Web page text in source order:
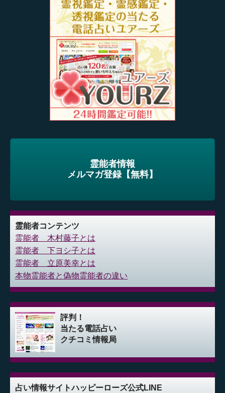
霊能者情報
メルマガ登録【無料】
霊能者コンテンツ
霊能者 木村藤子とは
霊能者 下ヨシ子とは
霊能者 立原美幸とは
本物霊能者と偽物霊能者の違い
評判！
当たる電話占い
クチコミ情報局
占い情報サイトハッピーローズ公式LINE